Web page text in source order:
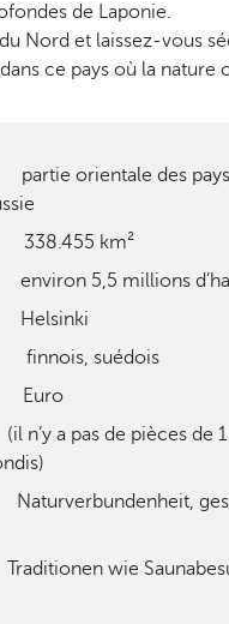
de Laponie.
Nord et laissez-vous
ce pays où la
orientale des pays
km²
5,5 millions
finnois, suédois
pièces de 1 et 2